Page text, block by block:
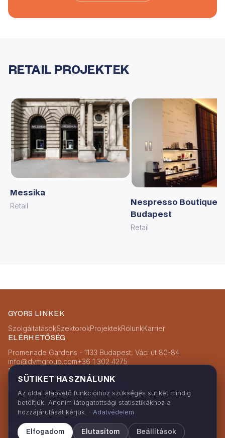
RETAIL PROJEKTEK
Messika
Retail
Nespresso Boutique
Budapest
Retail
GYORS LINKEK
SzolgáltatásokSzektorokProjektekRólunkKarrier
ELÉRHETŐSÉG
Promenade Gardens - 1133 Budapest, Váci út 80-84.
info@dvmgroup.com+36 1 302 4275
KÖVESS MINKET
ENGINEERING EXCELLENCE
© 2026 DVM. Minden jog fenntartva.
SÜTIKET HASZNÁLUNK
Az oldal alapvető funkcióihoz szükséges sütiket mindig
betöltjük. Anonim látogatottsági statisztikákhoz a
hozzájárulását kérjük. · Adatvédelem
Elfogadom Elutasítom Beállítások